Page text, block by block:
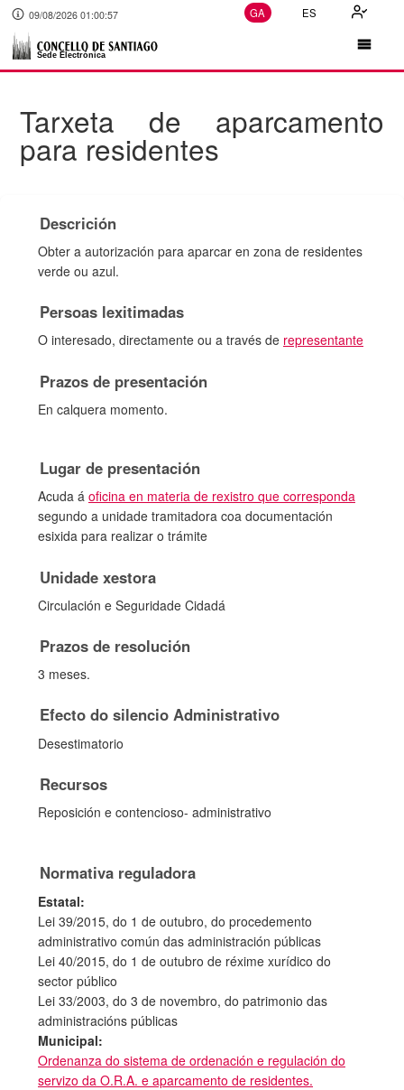
09/08/2026 01:00:58 GA ES
Tarxeta de aparcamento
para residentes
Descrición
Obter a autorización para aparcar en zona de residentes
verde ou azul.
Persoas lexitimadas
O interesado, directamente ou a través de representante
Prazos de presentación
En calquera momento.
Lugar de presentación
Acuda á oficina en materia de rexistro que corresponda
segundo a unidade tramitadora coa documentación
esixida para realizar o trámite
Unidade xestora
Circulación e Seguridade Cidadá
Prazos de resolución
3 meses.
Efecto do silencio Administrativo
Desestimatorio
Recursos
Reposición e contencioso- administrativo
Normativa reguladora
Estatal:
Lei 39/2015, do 1 de outubro, do procedemento
administrativo común das administración públicas
Lei 40/2015, do 1 de outubro de réxime xurídico do
sector público
Lei 33/2003, do 3 de novembro, do patrimonio das
administracións públicas
Municipal:
Ordenanza do sistema de ordenación e regulación do
servizo da O.R.A. e aparcamento de residentes.